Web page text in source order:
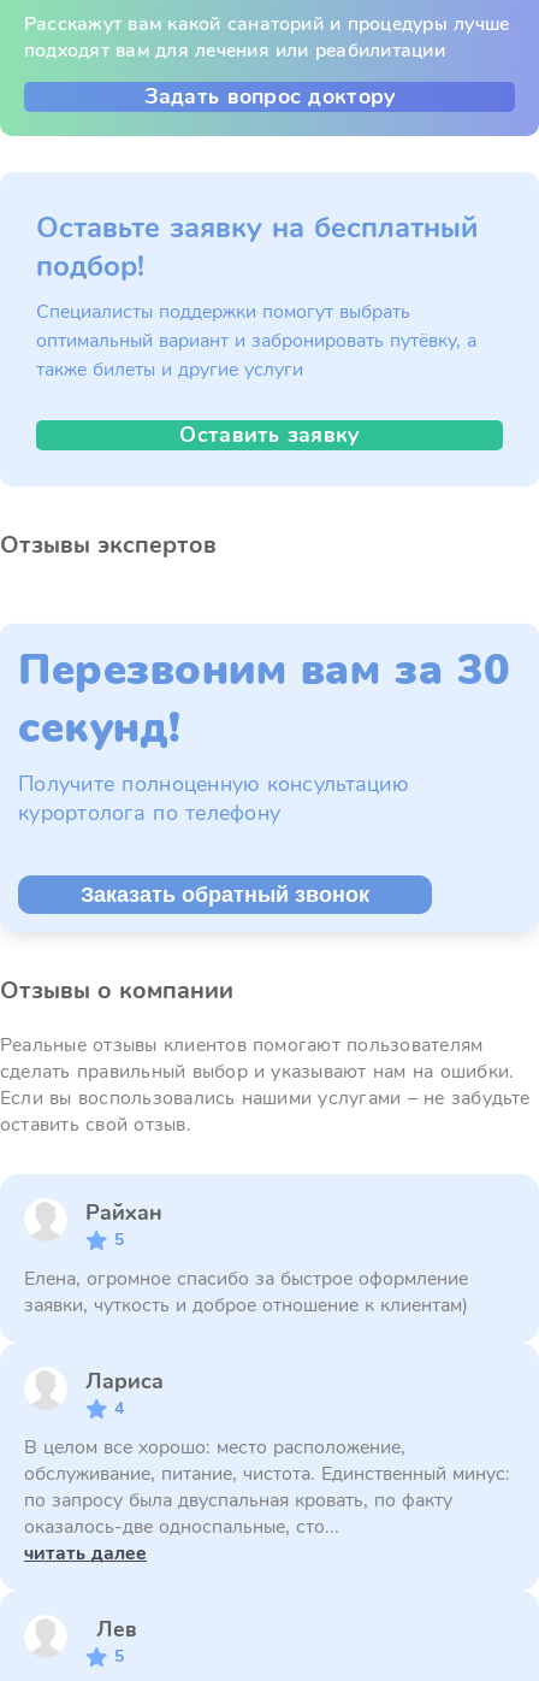
Расскажут вам какой санаторий и процедуры лучше
подходят вам для лечения или реабилитации
Задать вопрос доктору
Оставьте заявку на бесплатный
подбор!
Специалисты поддержки помогут выбрать
оптимальный вариант и забронировать путёвку, а
также билеты и другие услуги
Оставить заявку
Отзывы экспертов
Перезвоним вам за 30
секунд!
Получите полноценную консультацию
курортолога по телефону
Заказать обратный звонок
Отзывы о компании
Реальные отзывы клиентов помогают пользователям
сделать правильный выбор и указывают нам на ошибки.
Если вы воспользовались нашими услугами – не забудьте
оставить свой отзыв.
Райхан
5
Елена, огромное спасибо за быстрое оформление
заявки, чуткость и доброе отношение к клиентам)
Лариса
4
В целом все хорошо: место расположение,
обслуживание, питание, чистота. Единственный минус:
по запросу была двуспальная кровать, по факту
оказалось-две односпальные, сто...
читать далее
Лев
5